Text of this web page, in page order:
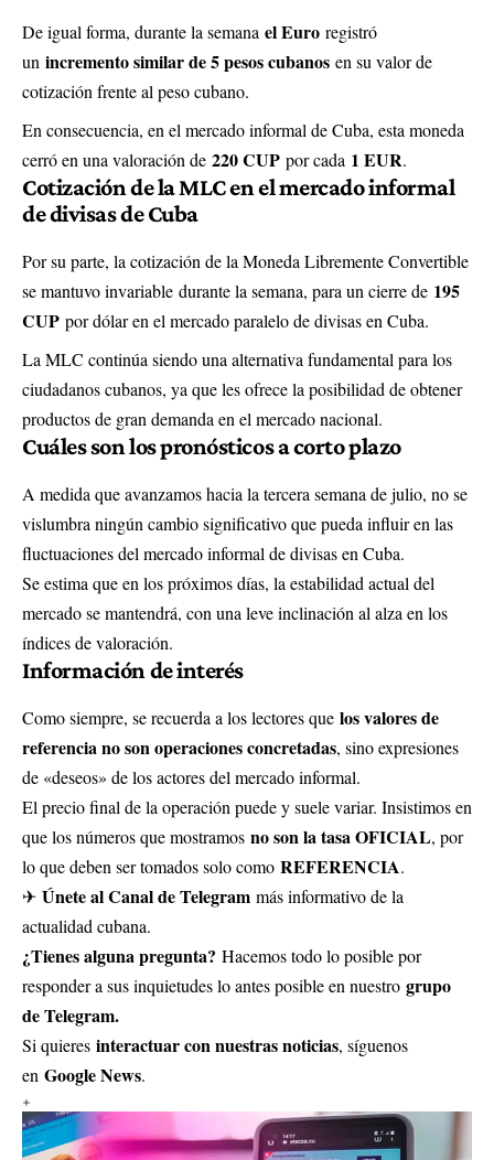
De igual forma, durante la semana el Euro registró
un incremento similar de 5 pesos cubanos en su valor de
cotización frente al peso cubano.
En consecuencia, en el mercado informal de Cuba, esta moneda
cerró en una valoración de 220 CUP por cada 1 EUR.
Cotización de la MLC en el mercado informal
de divisas de Cuba
Por su parte, la cotización de la Moneda Libremente Convertible
se mantuvo invariable durante la semana, para un cierre de 195
CUP por dólar en el mercado paralelo de divisas en Cuba.
La MLC continúa siendo una alternativa fundamental para los
ciudadanos cubanos, ya que les ofrece la posibilidad de obtener
productos de gran demanda en el mercado nacional.
Cuáles son los pronósticos a corto plazo
A medida que avanzamos hacia la tercera semana de julio, no se
vislumbra ningún cambio significativo que pueda influir en las
fluctuaciones del mercado informal de divisas en Cuba.
Se estima que en los próximos días, la estabilidad actual del
mercado se mantendrá, con una leve inclinación al alza en los
índices de valoración.
Información de interés
Como siempre, se recuerda a los lectores que los valores de
referencia no son operaciones concretadas, sino expresiones
de «deseos» de los actores del mercado informal.
El precio final de la operación puede y suele variar. Insistimos en
que los números que mostramos no son la tasa OFICIAL, por
lo que deben ser tomados solo como REFERENCIA.
✈ Únete al Canal de Telegram más informativo de la
actualidad cubana.
¿Tienes alguna pregunta? Hacemos todo lo posible por
responder a sus inquietudes lo antes posible en nuestro grupo
de Telegram.
Si quieres interactuar con nuestras noticias, síguenos
en Google News.